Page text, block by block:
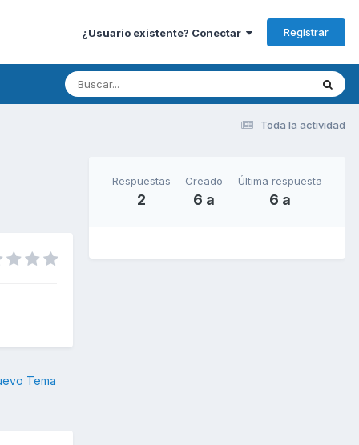
¿Usuario existente? Conectar Registrar
Toda la actividad
Tema
Respuestas
2
Creado
6 a
Última respuesta
6 a